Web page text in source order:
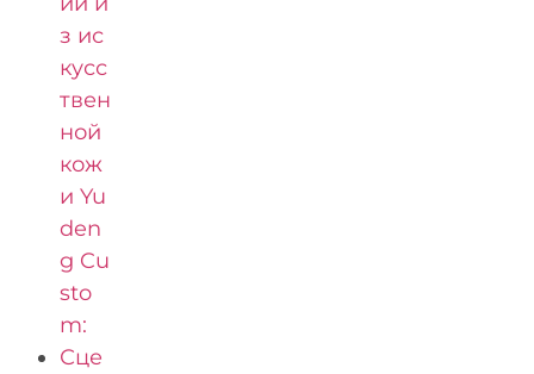
з ис
кусс
твен
ной
кож
и Yu
den
g Cu
sto
m:
Сце